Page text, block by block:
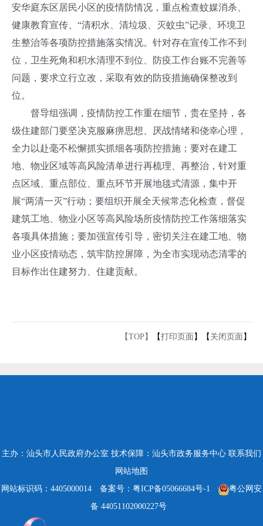
安华庭东区居民小区的疫情防情况，重点检查蚊媒消杀、
健康教育宣传、“清积水、清垃圾、灭蚊虫”记录、环境卫
生整治等各项防控措施落实情况。针对存在宣传工作不到
位，卫生死角和积水清理不到位、防疫工作台账不完善等
问题，要求立行立改，采取有效的防疫措施确保整改到
位。
督导组强调，疫情防控工作重在细节，贵在坚持，各
级住建部门要坚决克服麻痹思想、厌战情绪和侥幸心理，
全力以赴毫不松懈抓实抓细各项防控措施；要对在建工
地、物业区域等高风险清单进行再梳理、再整治，针对重
点区域、重点部位、重点环节开展地毯式清源，集中开
展“两清一灭”行动；要组织开展全天候常态化检查，督促
建筑工地、物业小区等高风险场所疫情防控工作落细落实
各项具体措施；要加强宣传引导，密切关注在建工地、物
业小区疫情动态，筑牢防控屏障， 为全市实现动态清零的
目标作出住建努力、住建贡献。
【TOP】 【打印页面 】【 关闭页面 】
主办：汕头市人民政府办公室 技术保障：汕头市政务服务中心 联系我们
网站地图
网站标识码：4405000014
备案号：粤ICP备05066684号-1
粤公网安
备 44051102000227号